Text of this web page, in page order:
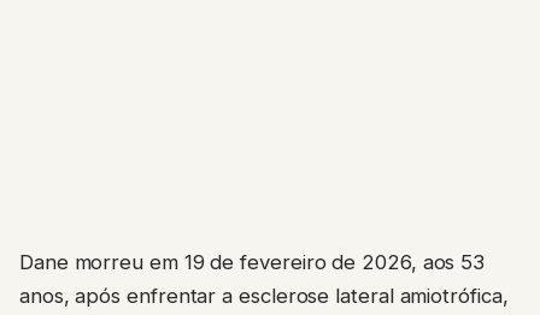
Dane morreu em 19 de fevereiro de 2026, aos 53
anos, após enfrentar a esclerose lateral amiotrófica,